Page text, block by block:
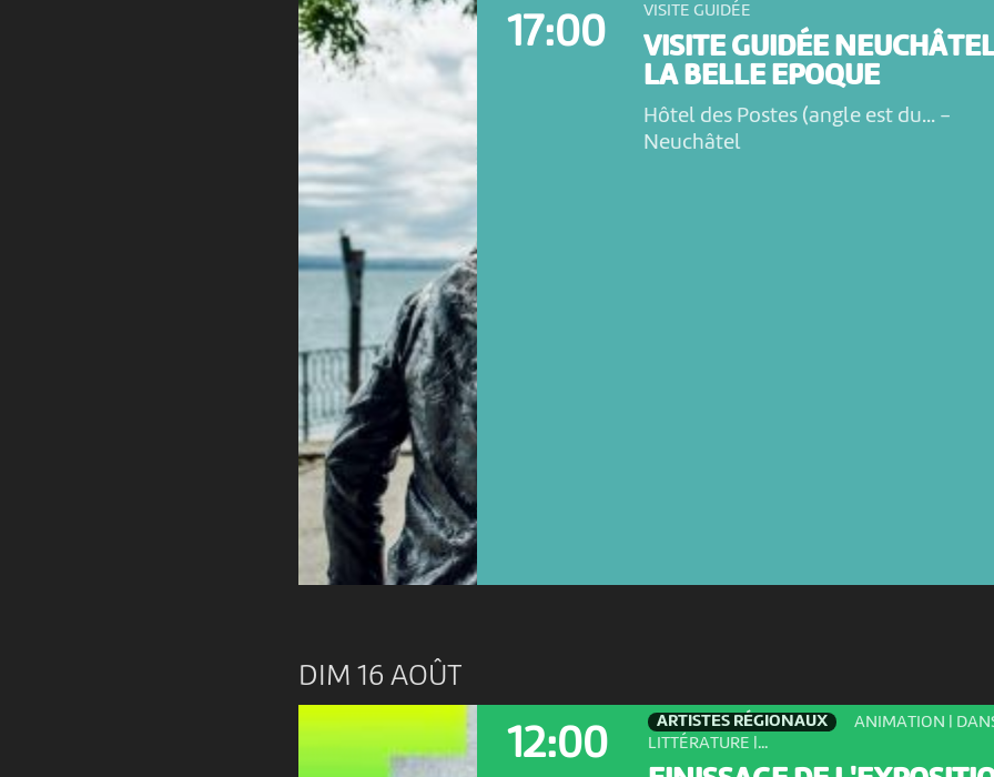
17:00 VISITE GUIDÉE
VISITE GUIDÉE
LA BELLE EPOQUE
Hôtel des Postes (angle est du... -
Neuchâtel
DIM 16 AOÛT
12:00
ARTISTES RÉGIONAUX
ANIMATION |
LITTÉRATURE |...